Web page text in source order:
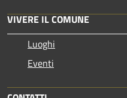
VIVERE IL COMUNE
Luoghi
Eventi